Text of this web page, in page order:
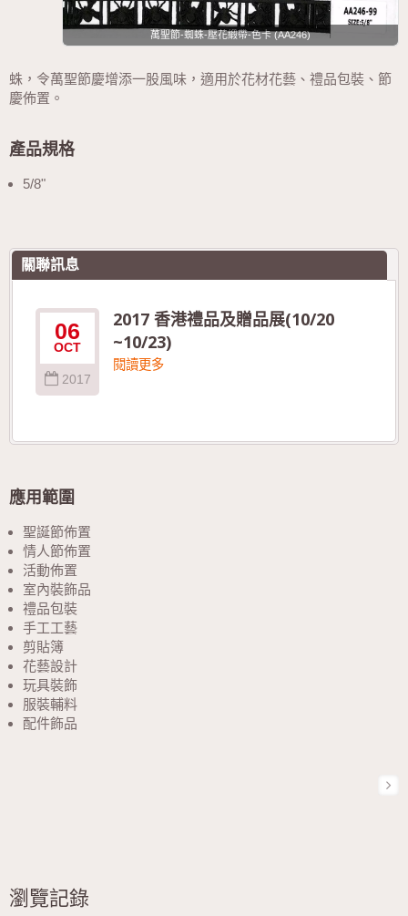
萬聖節-蜘蛛-壓花緞帶-色卡 (AA246)
蛛，令萬聖節慶增添一股風味，適用於花材花藝、禮品包裝、節
慶佈置。
產品規格
5/8"
關聯訊息
06
OCT
2017
2017 香港禮品及贈品展(10/20
~10/23)
閱讀更多
應用範圍
聖誕節佈置
情人節佈置
活動佈置
室內裝飾品
禮品包裝
手工工藝
剪貼簿
花藝設計
玩具裝飾
服裝輔料
配件飾品
瀏覽記錄